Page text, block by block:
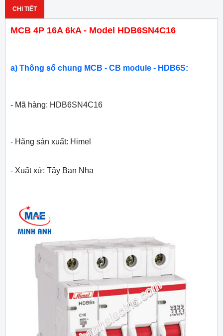
CHI TIẾT
MCB 4P 16A 6kA - Model HDB6SN4C16
a) Thông số chung MCB - CB module - HDB6S:
- Mã hàng: HDB6SN4C16
- Hãng sản xuất: Himel
- Xuất xứ: Tây Ban Nha